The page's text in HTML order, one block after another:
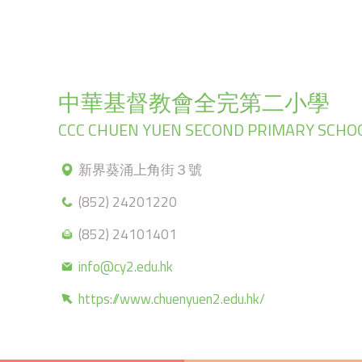
中華基督教會全完第二小學
CCC CHUEN YUEN SECOND PRIMARY
新界葵涌上角街３號
(852) 24201220
(852) 24101401
info@cy2.edu.hk
https://www.chuenyuen2.edu.hk/